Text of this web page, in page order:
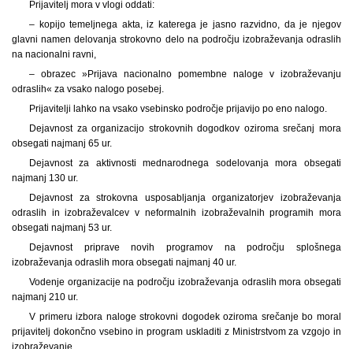
Prijavitelj mora v vlogi oddati:
– kopijo temeljnega akta, iz katerega je jasno razvidno, da je njegov
glavni namen delovanja strokovno delo na področju izobraževanja odraslih
na nacionalni ravni,
– obrazec »Prijava nacionalno pomembne naloge v izobraževanju
odraslih« za vsako nalogo posebej.
Prijavitelji lahko na vsako vsebinsko področje prijavijo po eno nalogo.
Dejavnost za organizacijo strokovnih dogodkov oziroma srečanj mora
obsegati najmanj 65 ur.
Dejavnost za aktivnosti mednarodnega sodelovanja mora obsegati
najmanj 130 ur.
Dejavnost za strokovna usposabljanja organizatorjev izobraževanja
odraslih in izobraževalcev v neformalnih izobraževalnih programih mora
obsegati najmanj 53 ur.
Dejavnost priprave novih programov na področju splošnega
izobraževanja odraslih mora obsegati najmanj 40 ur.
Vodenje organizacije na področju izobraževanja odraslih mora obsegati
najmanj 210 ur.
V primeru izbora naloge strokovni dogodek oziroma srečanje bo moral
prijavitelj dokončno vsebino in program uskladiti z Ministrstvom za vzgojo in
izobraževanje.